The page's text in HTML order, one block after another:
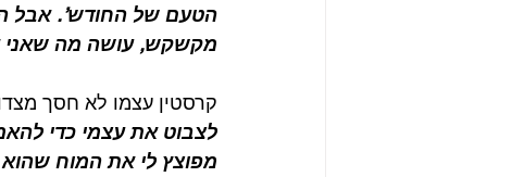
הטעם של החודש’. אבל
מקשקש, עושה מה שאני
קרסטין עצמו לא חסך
לצבוט את עצמי כדי
מפוצץ לי את המוח שהוא